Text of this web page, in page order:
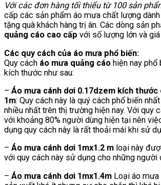
Với các đơn hàng tối thiểu từ 100 sản
cấp các sản phẩm áo mưa chất lượng
tặng quà khách hàng trị ân. Các dòng sản
quảng cáo cao cấp với số lượng lớn và
Các quy cách của áo mưa phổ biến:
Quy cách áo mưa quảng cáo hiện nay phổ
kích thước như sau:
– Áo mưa cánh dơi 0.17dzem kích thước
1m: Quy cách này là quý cách phổ biến
nhiều nhất trên thị trường hiện nay. Với quy
với khoảng 80% người dùng hiện tại nên
dụng quy cách này là rất thoải mái khi sử
– Áo mưa cánh dơi 1mx1.2 m loại này
với quy cách này sử dụng cho những người
– Áo mưa cánh dơi 1mx1.4m Loại áo